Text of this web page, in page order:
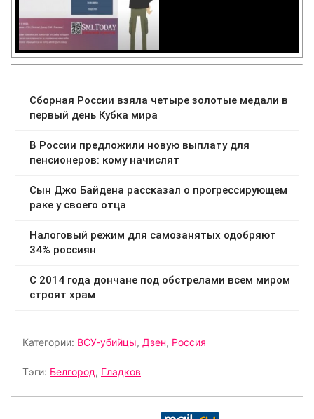
Категории: ВСУ-убийцы, Дзен, Россия
Тэги: Белгород, Гладков